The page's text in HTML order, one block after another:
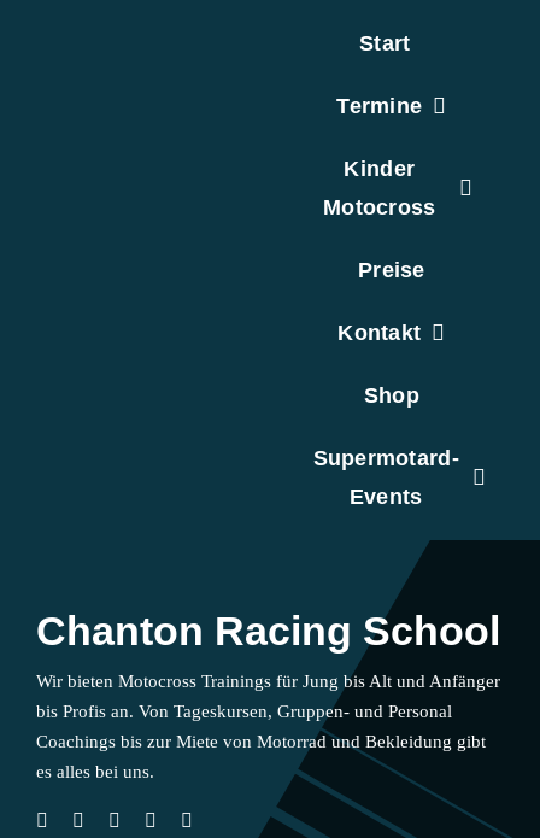
Start
Termine
Kinder
Motocross
Preise
Kontakt
Shop
Supermotard-
Events
Chanton Racing School
Wir bieten Motocross Trainings für Jung bis Alt und Anfänger
bis Profis an. Von Tageskursen, Gruppen- und Personal
Coachings bis zur Miete von Motorrad und Bekleidung gibt
es alles bei uns.